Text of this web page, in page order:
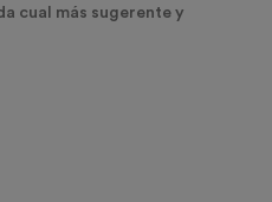
cual más sugerente y